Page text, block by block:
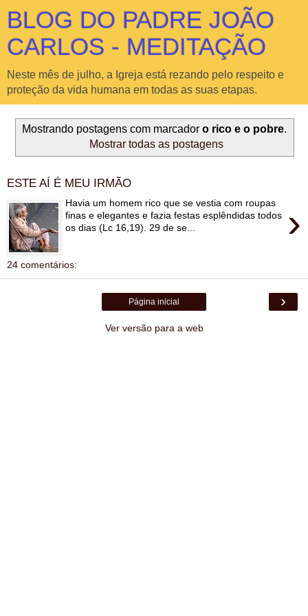
BLOG DO PADRE JOÃO
CARLOS - MEDITAÇÃO
Neste mês de julho, a Igreja está rezando pelo respeito e
proteção da vida humana em todas as suas etapas.
Mostrando postagens com marcador o rico e o pobre.
Mostrar todas as postagens
ESTE AÍ É MEU IRMÃO
›
Havia um homem rico que se vestia com roupas
finas e elegantes e fazia festas esplêndidas todos
os dias (Lc 16,19). 29 de se...
24 comentários:
›
Página inicial
Ver versão para a web